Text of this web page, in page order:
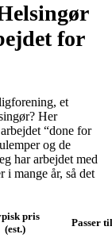
for
et
Her
“done for
og de
har arbejdet med
mange år, så det
pris
(est.)
Passer til